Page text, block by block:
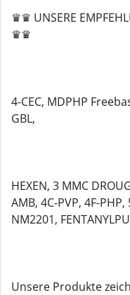
♛♛ UNSERE
♛♛
4-CEC, MDPHP
GBL,
HEXEN, 3 MMC
AMB, 4C-PVP, 4F-PHP,
NM2201,
Unsere Produkte